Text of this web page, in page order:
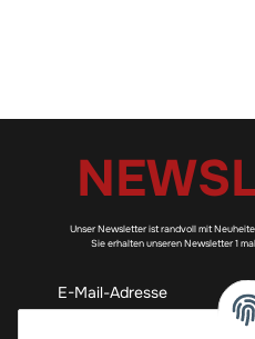
Unser Newsletter ist randvoll mit
Sie erhalten unseren Newsletter 1